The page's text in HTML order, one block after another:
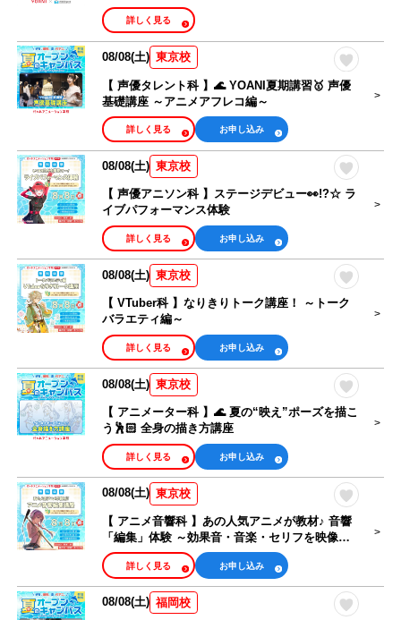
managara 説明会
詳しく見る
08/08(土) 東京校
【 声優タレント科 】🌊 YOANI夏期講習🥇 声優
基礎講座 ～アニメアフレコ編～
お申し込み
詳しく見る
08/08(土) 東京校
【 声優アニソン科 】ステージデビュー👀!?☆ ラ
イブパフォーマンス体験
お申し込み
詳しく見る
08/08(土) 東京校
【 VTuber科 】なりきりトーク講座！ ～トーク
バラエティ編～
お申し込み
詳しく見る
08/08(土) 東京校
【 アニメーター科 】🌊 夏の“映え”ポーズを描こ
う🕺🏻 全身の描き方講座
お申し込み
詳しく見る
08/08(土) 東京校
【 アニメ音響科 】あの人気アニメが教材♪ 音響
「編集」体験 ～効果音・音楽・セリフを映像に
合わせよう～
お申し込み
詳しく見る
08/08(土) 福岡校